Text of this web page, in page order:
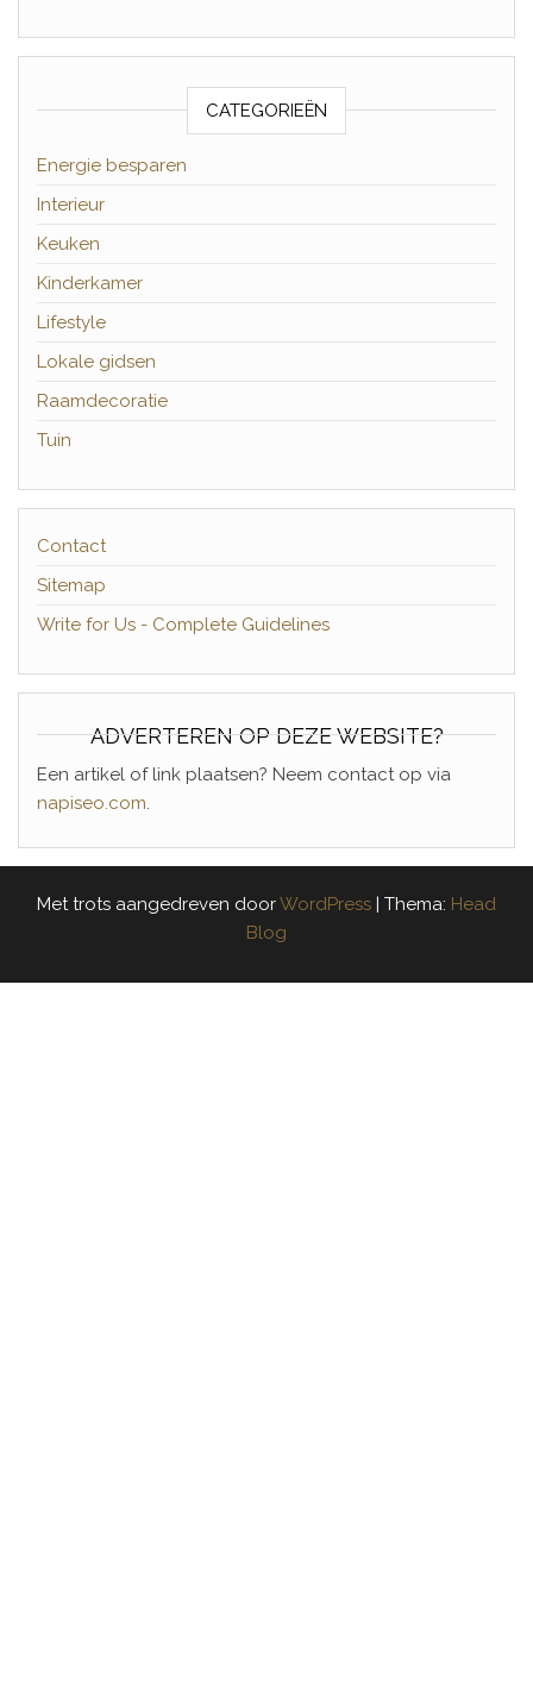
CATEGORIEËN
Energie besparen
Interieur
Keuken
Kinderkamer
Lifestyle
Lokale gidsen
Raamdecoratie
Tuin
Contact
Sitemap
Write for Us - Complete Guidelines
ADVERTEREN OP DEZE WEBSITE?
Een artikel of link plaatsen? Neem contact op via
napiseo.com.
Met trots aangedreven doorWordPress | Thema: Head
Blog